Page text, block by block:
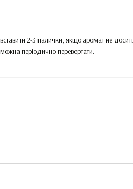
2-3 палички, якщо аромат не
періодично перевертати.